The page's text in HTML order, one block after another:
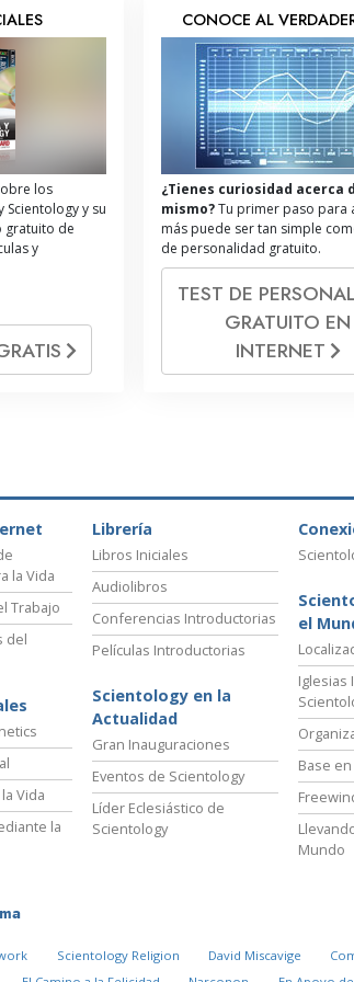
los
Scientology y su
gratuito de
y
CONOCE AL
¿Tienes curiosidad acerca
mismo?Tu primer paso para
más puede ser tan simple
de personalidad gratuito.
TEST DE
GRATUITO EN
INTERNET
la Vida
Trabajo
del
Vida
la
Librería
Libros Iniciales
Audiolibros
Conferencias Introductorias
Películas Introductorias
Scientology en la
Actualidad
Gran Inauguraciones
Eventos de Scientology
Líder Eclesiástico de
Scientology
el
Iglesias
Base
Mundo
Scientology Religion David Miscavige